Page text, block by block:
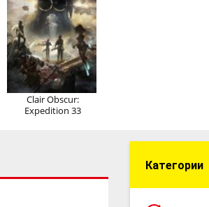
Clair Obscur:
Expedition 33
Категории